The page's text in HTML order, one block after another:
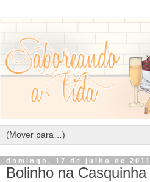
domingo, 17 de julho de 2011
Bolinho na Casquinha